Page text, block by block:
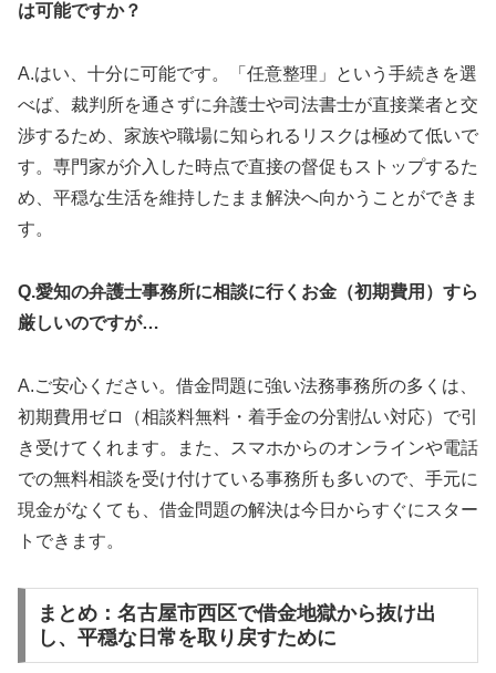
は可能ですか？
A.はい、十分に可能です。「任意整理」という手続きを選
べば、裁判所を通さずに弁護士や司法書士が直接業者と交
渉するため、家族や職場に知られるリスクは極めて低いで
す。専門家が介入した時点で直接の督促もストップするた
め、平穏な生活を維持したまま解決へ向かうことができま
す。
Q.愛知の弁護士事務所に相談に行くお金（初期費用）すら
厳しいのですが…
A.ご安心ください。借金問題に強い法務事務所の多くは、
初期費用ゼロ（相談料無料・着手金の分割払い対応）で引
き受けてくれます。また、スマホからのオンラインや電話
での無料相談を受け付けている事務所も多いので、手元に
現金がなくても、借金問題の解決は今日からすぐにスター
トできます。
まとめ：名古屋市西区で借金地獄から抜け出
し、平穏な日常を取り戻すために